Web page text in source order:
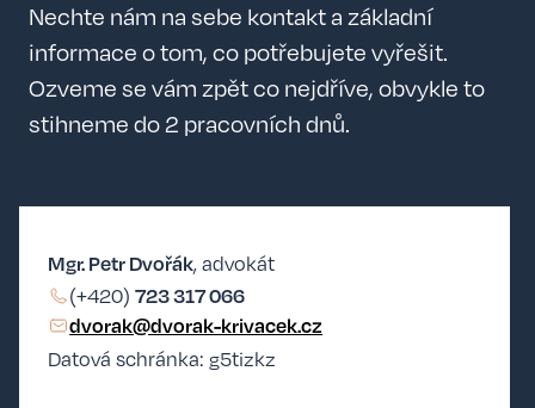
Nechte nám na sebe kontakt a základní
informace o tom, co potřebujete vyřešit.
Ozveme se vám zpět co nejdříve, obvykle to
stihneme do 2 pracovních dnů.
Mgr. Petr Dvořák, advokát
(+420)723 317 066
dvorak@dvorak-krivacek.cz
Datová schránka: g5tizkz